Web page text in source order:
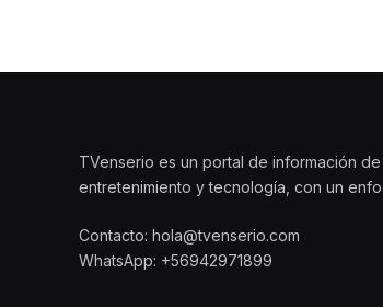
TVenserio es un portal de información
entretenimiento y tecnología, con un
Contacto: hola@tvenserio.com
WhatsApp: +56942971899